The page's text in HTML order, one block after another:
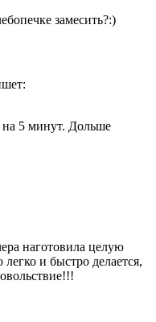
замесить?:)
5 минут. Дольше
наготовила целую
и быстро делается,